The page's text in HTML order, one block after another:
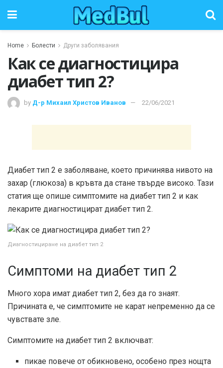
Home Болести Други заболявания
Как се диагностицира
диабет тип 2?
by Д-р Михаил Христов Иванов 22/06/2021
Диабет тип 2 е заболяване, което причинява нивото на
захар (глюкоза) в кръвта да стане твърде високо. Тази
статия ще опише симптомите на диабет тип 2 и как
лекарите диагностицират диабет тип 2.
Диагностициране на диабет тип 2
Симптоми на диабет тип 2
Много хора имат диабет тип 2, без да го знаят.
Причината е, че симптомите не карат непременно да се
чувствате зле.
Симптомите на диабет тип 2 включват:
пикае повече от обикновено, особено през нощта